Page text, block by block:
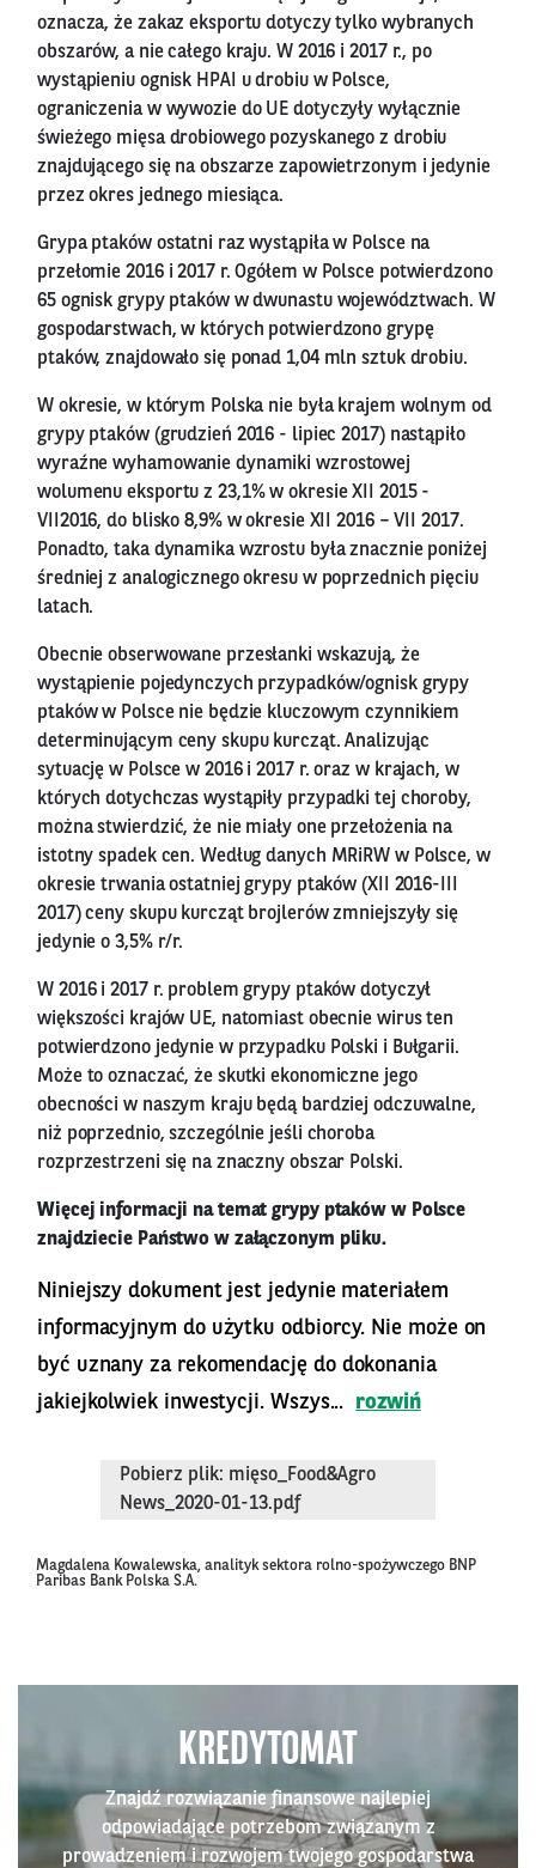
oznacza, że zakaz eksportu dotyczy tylko wybranych
obszarów, a nie całego kraju. W 2016 i 2017 r., po
wystąpieniu ognisk HPAI u drobiu w Polsce,
ograniczenia w wywozie do UE dotyczyły wyłącznie
świeżego mięsa drobiowego pozyskanego z drobiu
znajdującego się na obszarze zapowietrzonym i jedynie
przez okres jednego miesiąca.
Grypa ptaków ostatni raz wystąpiła w Polsce na
przełomie 2016 i 2017 r. Ogółem w Polsce potwierdzono
65 ognisk grypy ptaków w dwunastu województwach. W
gospodarstwach, w których potwierdzono grypę
ptaków, znajdowało się ponad 1,04 mln sztuk drobiu.
W okresie, w którym Polska nie była krajem wolnym od
grypy ptaków (grudzień 2016 - lipiec 2017) nastąpiło
wyraźne wyhamowanie dynamiki wzrostowej
wolumenu eksportu z 23,1% w okresie XII 2015 -
VII2016, do blisko 8,9% w okresie XII 2016 – VII 2017.
Ponadto, taka dynamika wzrostu była znacznie poniżej
średniej z analogicznego okresu w poprzednich pięciu
latach.
Obecnie obserwowane przesłanki wskazują, że
wystąpienie pojedynczych przypadków/ognisk grypy
ptaków w Polsce nie będzie kluczowym czynnikiem
determinującym ceny skupu kurcząt. Analizując
sytuację w Polsce w 2016 i 2017 r. oraz w krajach, w
których dotychczas wystąpiły przypadki tej choroby,
można stwierdzić, że nie miały one przełożenia na
istotny spadek cen. Według danych MRiRW w Polsce, w
okresie trwania ostatniej grypy ptaków (XII 2016-III
2017) ceny skupu kurcząt brojlerów zmniejszyły się
jedynie o 3,5% r/r.
W 2016 i 2017 r. problem grypy ptaków dotyczył
większości krajów UE, natomiast obecnie wirus ten
potwierdzono jedynie w przypadku Polski i Bułgarii.
Może to oznaczać, że skutki ekonomiczne jego
obecności w naszym kraju będą bardziej odczuwalne,
niż poprzednio, szczególnie jeśli choroba
rozprzestrzeni się na znaczny obszar Polski.
Więcej informacji na temat grypy ptaków w Polsce
znajdziecie Państwo w załączonym pliku.
Niniejszy dokument jest jedynie materiałem
informacyjnym do użytku odbiorcy. Nie może on
być uznany za rekomendację do dokonania
jakiejkolwiek inwestycji. Wszys...
rozwiń
Pobierz plik: mięso_Food&Agro
News_2020-01-13.pdf
Magdalena Kowalewska, analityk sektora rolno-spożywczego BNP
Paribas Bank Polska S.A.
KREDYTOMAT
Znajdź rozwiązanie finansowe najlepiej
odpowiadające potrzebom związanym z
prowadzeniem i rozwojem twojego gospodarstwa